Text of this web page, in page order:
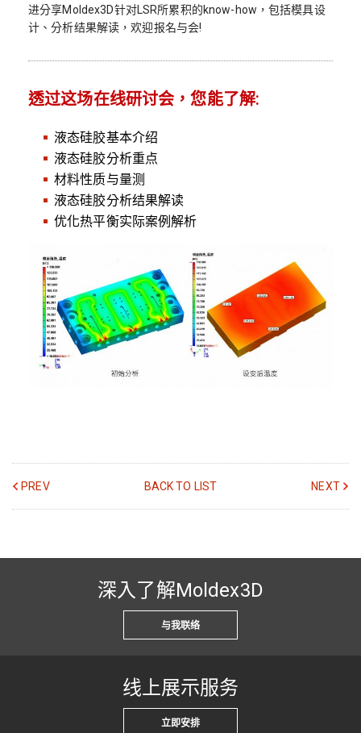
进分享Moldex3D针对LSR所累积的know-how，包括模具设
计、分析结果解读，欢迎报名与会!
透过这场在线研讨会，您能了解:
液态硅胶基本介绍
液态硅胶分析重点
材料性质与量测
液态硅胶分析结果解读
优化热平衡实际案例解析
PREV BACK TO LIST NEXT
深入了解Moldex3D
与我联络
线上展示服务
立即安排